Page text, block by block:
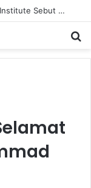
Dukung Program Prabowo Gibran, NTB Institute Sebut MBG dan Kopdes Solusi Percepatan Pembangunan Daerah 3T